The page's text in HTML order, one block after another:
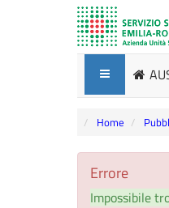
Home
Errore
Impossibile